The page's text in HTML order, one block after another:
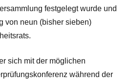
festgelegt wurde und
von neun (bisher sieben)
sich mit der möglichen
während der